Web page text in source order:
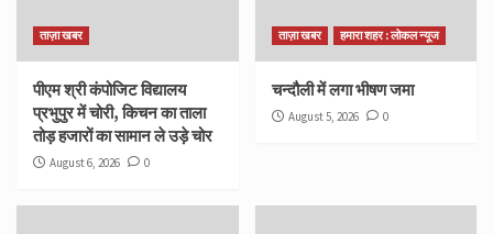
ताज़ा खबर
पीएम श्री कंपोजिट विद्यालय
प्रभुपुर में चोरी, किचन का ताला
तोड़ हजारों का सामान ले उड़े चोर
August 6, 2026 0
ताज़ा खबर हमारा शहर : लोकल न्यूज
चन्दौली में लगा भीषण जमा
August 5, 2026 0